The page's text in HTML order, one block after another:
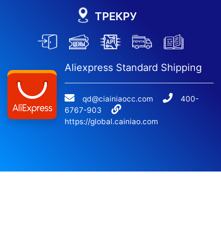
ТРЕКРУ
Aliexpress Standard Shipping
qd@ciainiaocc.com
400-
6767-903
https://global.cainiao.com